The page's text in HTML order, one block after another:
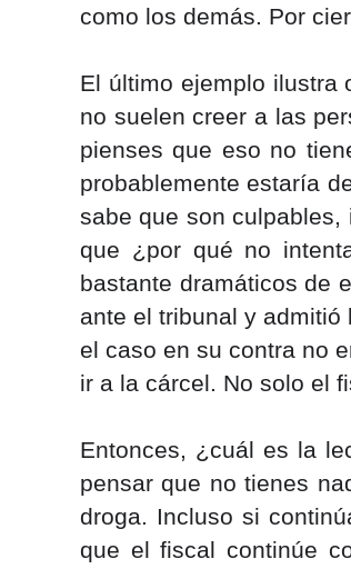
como los demás. Por
El último ejemplo ilustra
no suelen creer a las
pienses que eso no
probablemente estaría
sabe que son
que ¿por qué no
bastante dramáticos de
ante el tribunal y
el caso en su contra no
ir a la cárcel. No solo el
Entonces, ¿cuál es la
pensar que no tienes
droga. Incluso si
que el fiscal continúe